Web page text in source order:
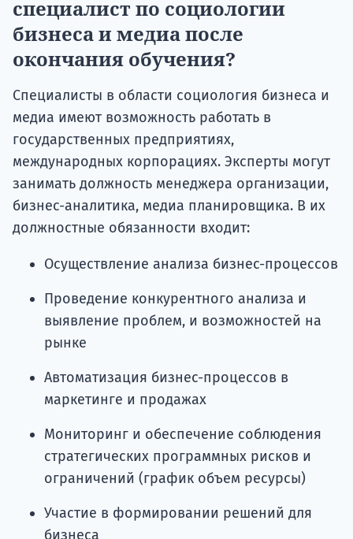
специалист по социологии
бизнеса и медиа после
окончания обучения?
Специалисты в области социология бизнеса и
медиа имеют возможность работать в
государственных предприятиях,
международных корпорациях. Эксперты могут
занимать должность менеджера организации,
бизнес-аналитика, медиа планировщика. В их
должностные обязанности входит:
Осуществление анализа бизнес-процессов
Проведение конкурентного анализа и
выявление проблем, и возможностей на
рынке
Автоматизация бизнес-процессов в
маркетинге и продажах
Мониторинг и обеспечение соблюдения
стратегических программных рисков и
ограничений (график объем ресурсы)
Участие в формировании решений для
бизнеса